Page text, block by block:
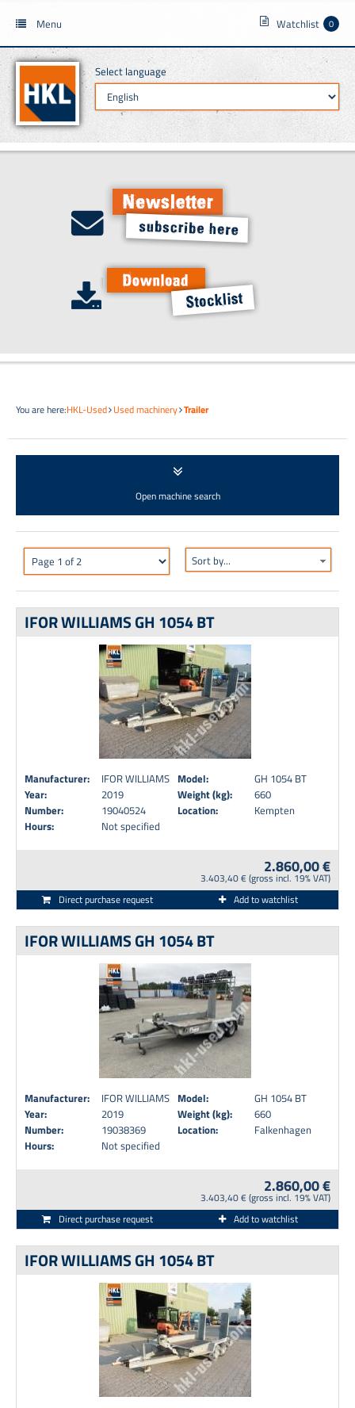
Select language
You are here:HKL-Used Used machinery Trailer
Open machine search
Sort by...
IFOR WILLIAMS GH 1054 BT
Manufacturer: IFOR WILLIAMS Model:
GH 1054 BT
Year:
2019 Weight (kg):
660
Number:
19040524 Location:
Kempten
Hours:
Not specified
2.860,00 €
3.403,40 € (gross incl. 19% VAT)
Direct purchase request
Add to watchlist
IFOR WILLIAMS GH 1054 BT
Manufacturer: IFOR WILLIAMS Model:
GH 1054 BT
Year:
2019 Weight (kg):
660
Number:
19038369 Location:
Falkenhagen
Hours:
Not specified
2.860,00 €
3.403,40 € (gross incl. 19% VAT)
Direct purchase request
Add to watchlist
IFOR WILLIAMS GH 1054 BT
Menu Watchlist 0